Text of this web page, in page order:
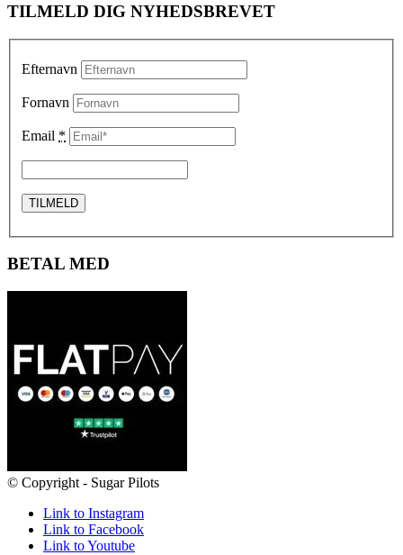
TILMELD DIG NYHEDSBREVET
Efternavn
Fornavn
Email *
BETAL MED
© Copyright - Sugar Pilots
Link to Instagram
Link to Facebook
Link to Youtube